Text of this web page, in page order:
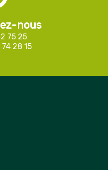
nous
75 25
28 15